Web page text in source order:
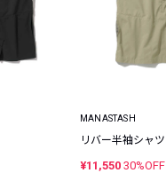
MANASTASH
リバー半袖シャツ
¥11,550 30%OFF